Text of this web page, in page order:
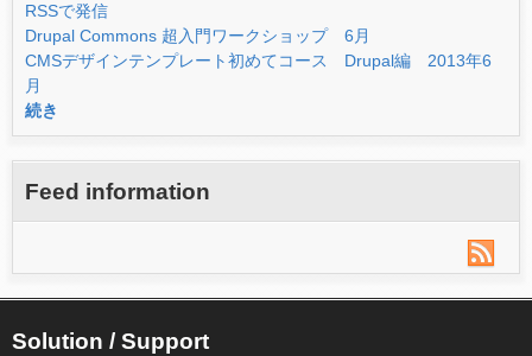
RSSで発信
Drupal Commons 超入門ワークショップ 6月
CMSデザインテンプレート初めてコース Drupal編 2013年6
月
続き
Feed information
Solution / Support